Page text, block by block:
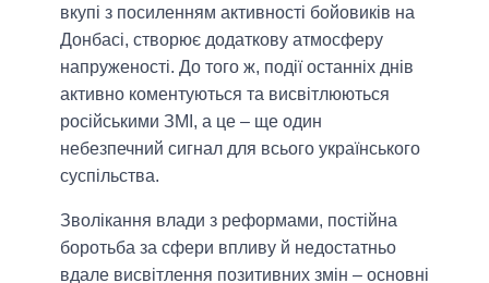
вкупі з посиленням активності бойовиків на
Донбасі, створює додаткову атмосферу
напруженості. До того ж, події останніх днів
активно коментуються та висвітлюються
російськими ЗМІ, а це – ще один
небезпечний сигнал для всього українського
суспільства.
Зволікання влади з реформами, постійна
боротьба за сфери впливу й недостатньо
вдале висвітлення позитивних змін – основні